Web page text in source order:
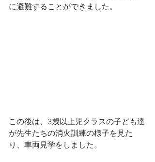
に避難することができました。
この後は、3歳以上児クラスの子ども達
が先生たちの消火訓練の様子を見た
り、車両見学をしました。